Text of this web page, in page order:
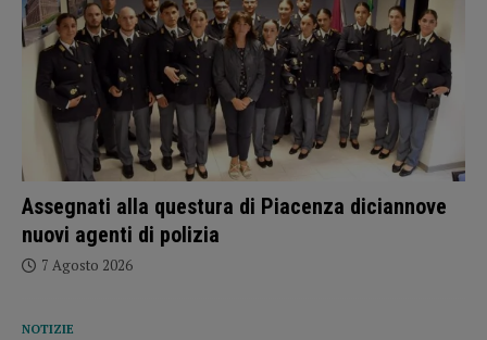
Assegnati alla questura di Piacenza diciannove
nuovi agenti di polizia
7 Agosto 2026
NOTIZIE